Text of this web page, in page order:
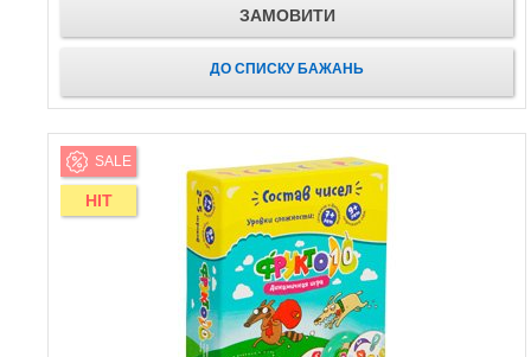
ЗАМОВИТИ
ДО СПИСКУ БАЖАНЬ
SALE
HIT